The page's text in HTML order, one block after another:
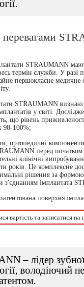
STRAUMANN
термін служби. У разі
першокласне медичне
STRAUMANN
у світі.
що рівень
98-100%;
ортопедичні
перед
клінічні
років. Це комплексне
рішення за
з'єднанням імплантата
поверхня
вартість та записатися
– лідер
володіючий